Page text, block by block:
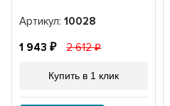
Артикул:10028
1 943 2 612
Купить в 1 клик